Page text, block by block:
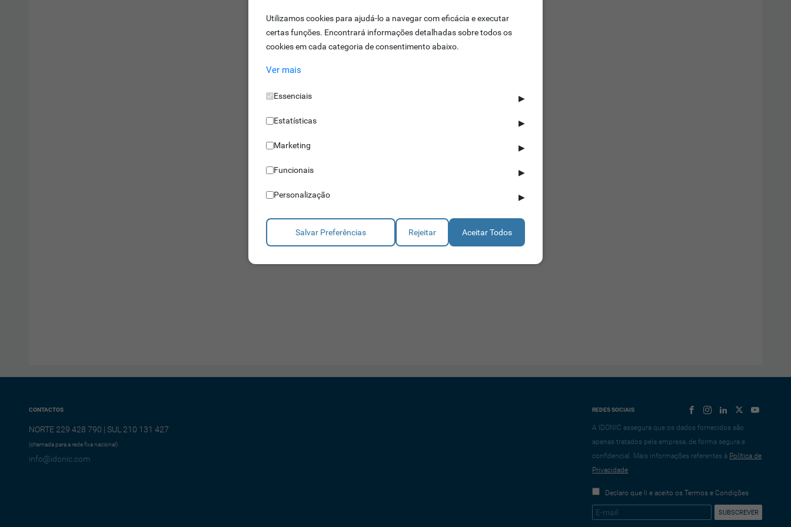
4470-083 Maia
Portugal
CONTACTOS
NORTE 229 428 790 | SUL 210 131 427
(chamada para a rede fixa nacional)
info@idonic.com
REDES SOCIAIS
A IDONIC assegura que os dados fornecidos são
apenas tratados pela empresa, de forma segura e
confidencial. Mais informações referentes à Política de
Privacidade
Declaro que li e aceito os Termos e Condições
Utilizamos cookies para ajudá-lo a navegar com eficácia e executar
certas funções. Encontrará informações detalhadas sobre todos os
cookies em cada categoria de consentimento abaixo.
Ver mais
Essenciais ▶
Estatísticas ▶
Marketing ▶
Funcionais ▶
Personalização ▶
Salvar Preferências Rejeitar Aceitar Todos